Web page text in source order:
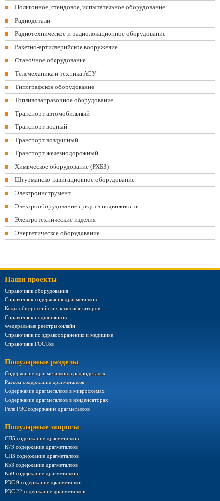
Полигонное, стендовое, испытательное оборудование
Радиодетали
Радиотехническое и радиолокационное оборудование
Ракетно-артиллерийское вооружение
Станочное оборудование
Телемеханика и техника АСУ
Типографское оборудование
Топливозаправочное оборудование
Транспорт автомобильный
Транспорт водный
Транспорт воздушный
Транспорт железнодорожный
Химическое оборудование (РХБЗ)
Штурманско-навигационное оборудование
Электроинструмент
Электрооборудование средств подвижности
Электротехнические изделия
Энергетическое оборудование
Наши проекты
Справочник оборудования
Справочник содержания драгметаллов
Коды общероссийских классификаторов
Справочник подшипников
Федеральные реестры онлайн
Справочник по здравоохранению и медицине
Справочник ГОСТов
Популярные разделы
Содержание драгметаллов в радиодеталях
Разъем содержание драгметаллов
Содержание драгметаллов в микросхемах
Содержание драгметаллов в конденсаторах
Реле РЭС содержание драгметаллов
Популярные запросы
СП5 содержание драгметаллов
К73 содержание драгметаллов
СП3 содержание драгметаллов
К53 содержание драгметаллов
К50 содержание драгметаллов
РЭС 9 содержание драгметаллов
РЭС 22 содержание драгметаллов